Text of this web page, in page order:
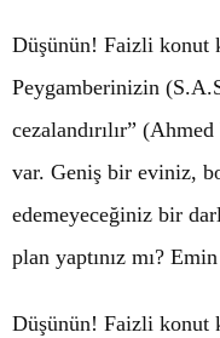
Düşünün! Faizli konut
Peygamberinizin
cezalandırılır”
var. Geniş bir eviniz,
edemeyeceğiniz bir
plan yaptınız mı?
Düşünün! Faizli konut